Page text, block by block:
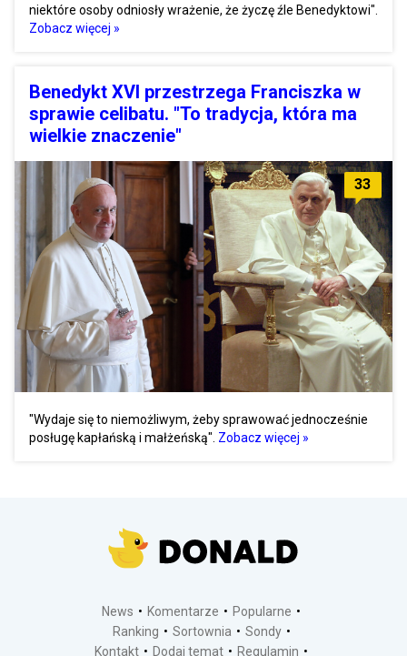
niektóre osoby odniosły wrażenie, że życzę źle Benedyktowi".
Zobacz więcej »
Benedykt XVI przestrzega Franciszka w
sprawie celibatu. "To tradycja, która ma
wielkie znaczenie"
33
"Wydaje się to niemożliwym, żeby sprawować jednocześnie
posługę kapłańską i małżeńską". Zobacz więcej »
News Komentarze
Popularne
Ranking
Sortownia
Sondy
Kontakt
Dodaj temat Regulamin